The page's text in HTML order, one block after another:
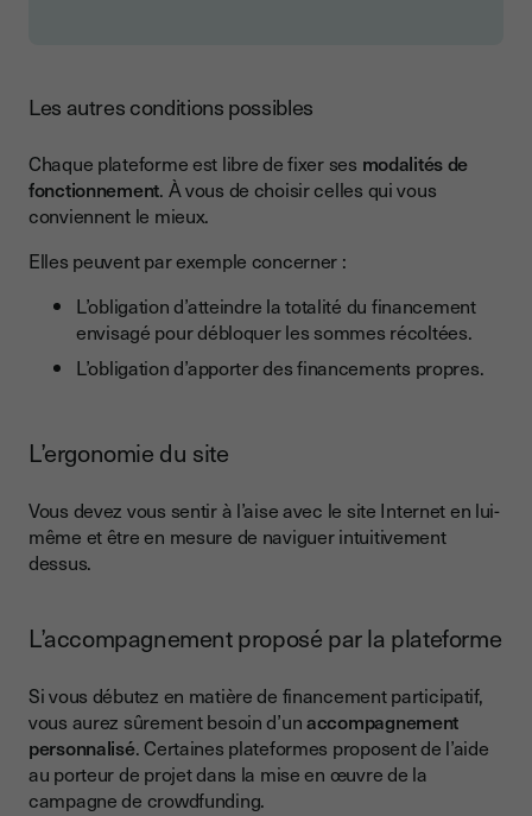
Les autres conditions possibles
Chaque plateforme est libre de fixer ses modalités de
fonctionnement. À vous de choisir celles qui vous
conviennent le mieux.
Elles peuvent par exemple concerner :
L’obligation d’atteindre la totalité du financement
envisagé pour débloquer les sommes récoltées.
L’obligation d’apporter des financements propres.
L’ergonomie du site
Vous devez vous sentir à l’aise avec le site Internet en lui-
même et être en mesure de naviguer intuitivement
dessus.
L’accompagnement proposé par la plateforme
Si vous débutez en matière de financement participatif,
vous aurez sûrement besoin d’unaccompagnement
personnalisé. Certaines plateformes proposent de l’aide
au porteur de projet dans la mise en œuvre de la
campagne de crowdfunding.